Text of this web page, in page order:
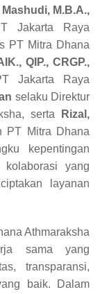
Mashudi, M.B.A.,
Jakarta Raya
PT Mitra Dhana
QIP., CRGP.,
Jakarta Raya
selaku Direktur
serta
Rizal,
PT Mitra Dhana
kepentingan
kolaborasi yang
layanan
Athmaraksha
sama yang
transparansi,
baik. Dalam